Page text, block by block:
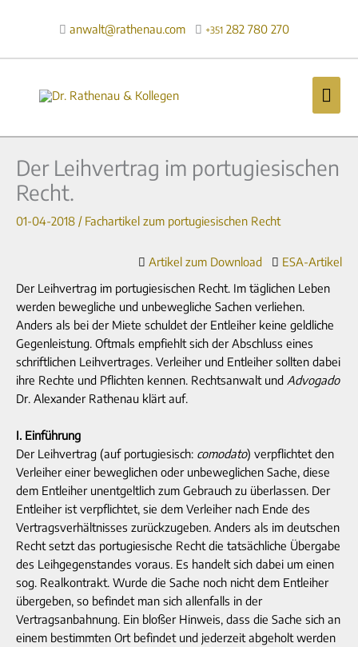
 anwalt@rathenau.com +351 282 780 270
Der Leihvertrag im portugiesischen
Recht.
01-04-2018 / Fachartikel zum portugiesischen Recht
Artikel zum Download
ESA-Artikel
Der Leihvertrag im portugiesischen Recht. Im täglichen Leben
werden bewegliche und unbewegliche Sachen verliehen.
Anders als bei der Miete schuldet der Entleiher keine geldliche
Gegenleistung. Oftmals empfiehlt sich der Abschluss eines
schriftlichen Leihvertrages. Verleiher und Entleiher sollten dabei
ihre Rechte und Pflichten kennen. Rechtsanwalt und Advogado
Dr. Alexander Rathenau klärt auf.
I. Einführung
Der Leihvertrag (auf portugiesisch: comodato) verpflichtet den
Verleiher einer beweglichen oder unbeweglichen Sache, diese
dem Entleiher unentgeltlich zum Gebrauch zu überlassen. Der
Entleiher ist verpflichtet, sie dem Verleiher nach Ende des
Vertragsverhältnisses zurückzugeben. Anders als im deutschen
Recht setzt das portugiesische Recht die tatsächliche Übergabe
des Leihgegenstandes voraus. Es handelt sich dabei um einen
sog. Realkontrakt. Wurde die Sache noch nicht dem Entleiher
übergeben, so befindet man sich allenfalls in der
Vertragsanbahnung. Ein bloßer Hinweis, dass die Sache sich an
einem bestimmten Ort befindet und jederzeit abgeholt werden